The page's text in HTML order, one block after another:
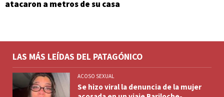
atacaron a metros de su casa
LAS MÁS LEÍDAS DEL PATAGÓNICO
ACOSO SEXUAL
Se hizo viral la denuncia de la mujer